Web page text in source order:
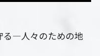
―人々のための地